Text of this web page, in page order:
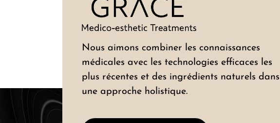
Nous aimons combiner les connaissances
médicales avec les technologies efficaces les
plus récentes et des ingrédients naturels dans
une approche holistique.